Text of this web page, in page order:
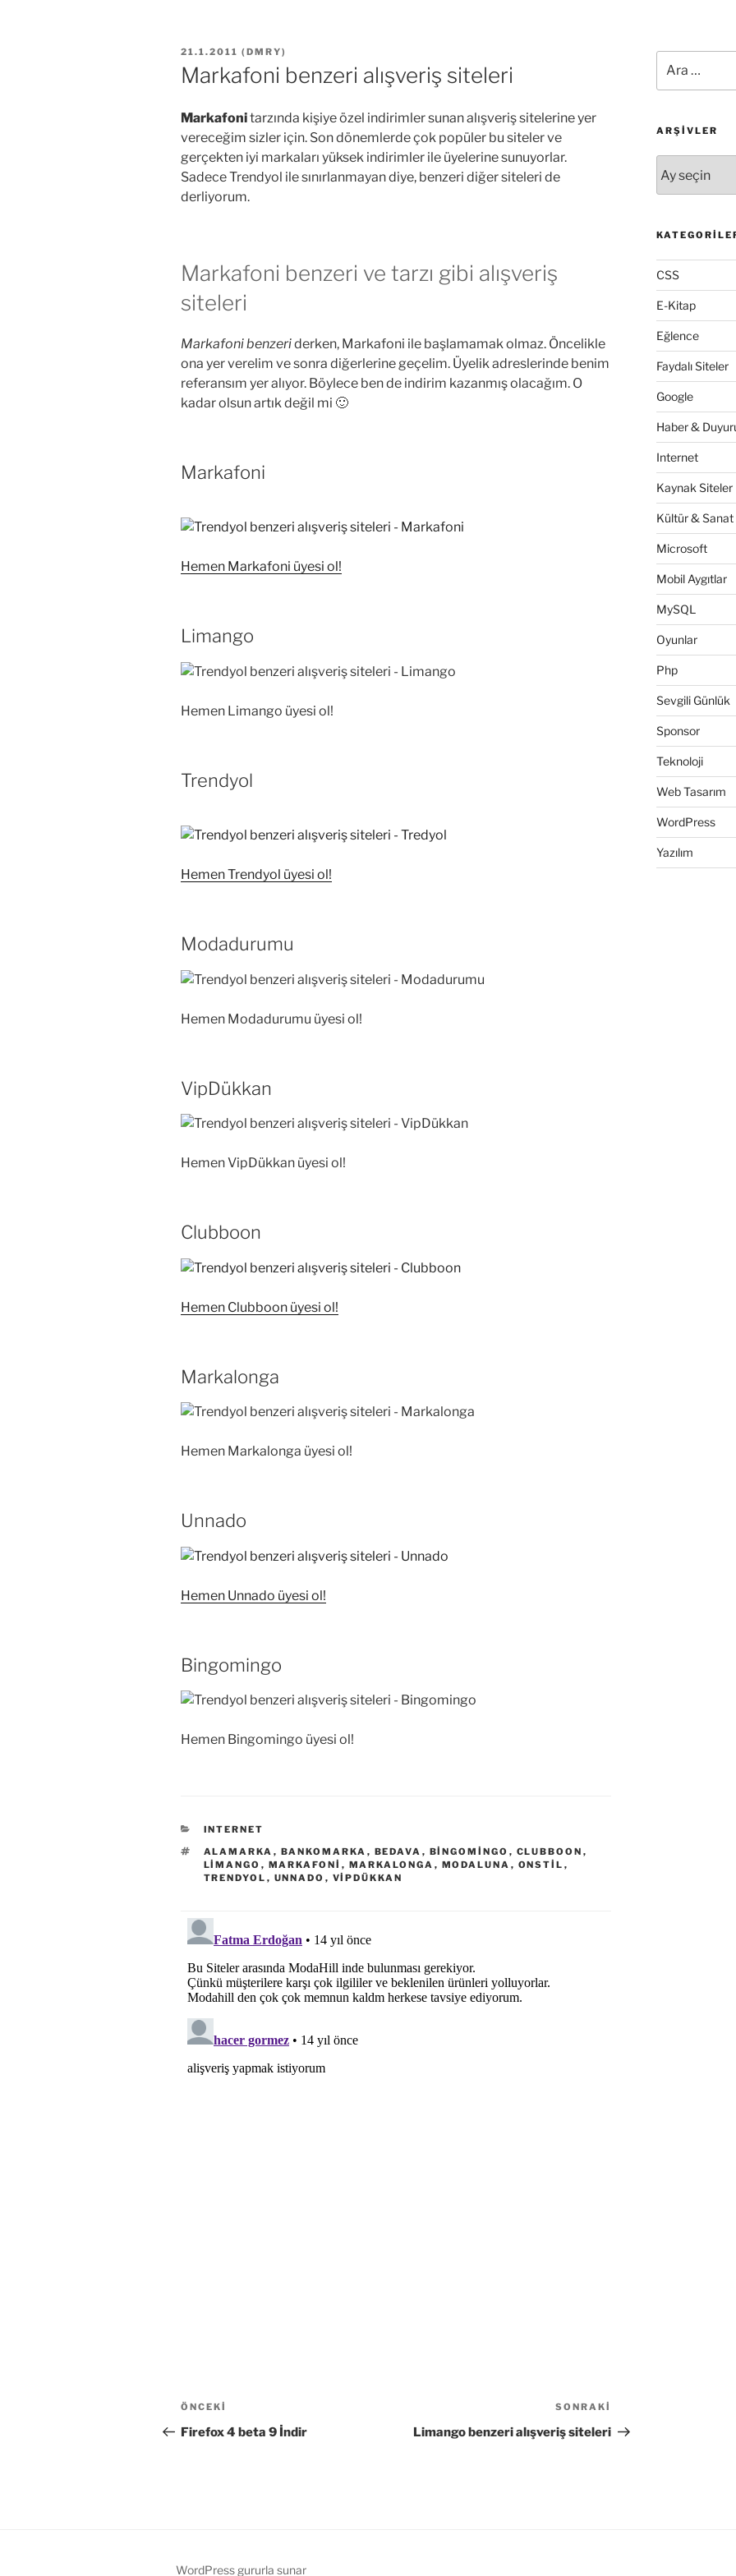
YAYIM
TARIHI
21.1.2011 ( DMRY)
Markafoni benzeri alışveriş siteleri
Markafonitarzında kişiye özel indirimler sunan alışveriş sitelerine yer
vereceğim sizler için. Son dönemlerde çok popüler bu siteler ve
gerçekten iyi markaları yüksek indirimler ile üyelerine sunuyorlar.
Sadece Trendyol ile sınırlanmayan diye, benzeri diğer siteleri de
derliyorum.
Markafoni benzeri ve tarzı gibi alışveriş
siteleri
Markafoni benzeriderken, Markafoni ile başlamamak olmaz. Öncelikle
ona yer verelim ve sonra diğerlerine geçelim. Üyelik adreslerinde benim
referansım yer alıyor. Böylece ben de indirim kazanmış olacağım. O
kadar olsun artık değil mi 🙂
Markafoni
Hemen Markafoni üyesi ol!
Limango
Hemen Limango üyesi ol!
Trendyol
Hemen Trendyol üyesi ol!
Modadurumu
Hemen Modadurumu üyesi ol!
VipDükkan
Hemen VipDükkan üyesi ol!
Clubboon
Hemen Clubboon üyesi ol!
Markalonga
Hemen Markalonga üyesi ol!
Unnado
Hemen Unnado üyesi ol!
Bingomingo
Hemen Bingomingo üyesi ol!
KATEGORILER
INTERNET
ETIKETLER
ALAMARKA , BANKOMARKA , BEDAVA , BINGOMINGO , CLUBBOON ,
LIMANGO , MARKAFONI , MARKALONGA , MODALUNA , ONSTIL ,
TRENDYOL , UNNADO , VIPDÜKKAN
Yazı
gezinmesi
Önceki
Yazı
ÖNCEKI
Firefox 4 beta 9 İndir
Yazı
SONRAKI
Limango benzeri alışveriş siteleri
ARŞIVLER
CSS
E-Kitap
Eğlence
Faydalı Siteler
Google
Haber &
Internet
Kaynak Siteler
Kültür & Sanat
Microsoft
Mobil Aygıtlar
MySQL
Oyunlar
Php
Sevgili Günlük
Sponsor
Teknoloji
Web Tasarım
WordPress
Yazılım
WordPress gururla sunar